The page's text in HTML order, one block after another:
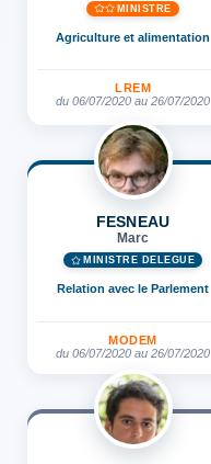
MINISTRE
Agriculture et alimentation
LREM
du 06/07/2020 au 26/07/2020
FESNEAU
Marc
MINISTRE DÉLÉGUÉ
Relation avec le Parlement
MODEM
du 06/07/2020 au 26/07/2020